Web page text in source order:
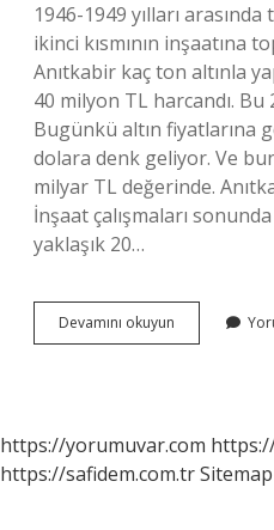
1946-1949 yılları
ikinci kısmının inşaatına
Anıtkabir kaç ton altınla
40 milyon TL harcandı.
Bugünkü altın fiyatlarına
dolara denk geliyor. Ve
milyar TL değerinde.
İnşaat çalışmaları
yaklaşık 20…
Devamını okuyun Anıtkabirin
Yıllık
https://yorumuvar.com
https://safidem.com.trSitemap